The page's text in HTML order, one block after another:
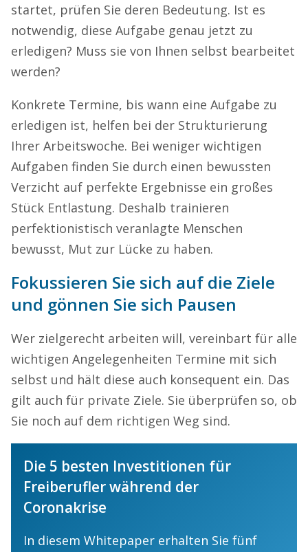
startet, prüfen Sie deren Bedeutung. Ist es
notwendig, diese Aufgabe genau jetzt zu
erledigen? Muss sie von Ihnen selbst bearbeitet
werden?
Konkrete Termine, bis wann eine Aufgabe zu
erledigen ist, helfen bei der Strukturierung
Ihrer Arbeitswoche. Bei weniger wichtigen
Aufgaben finden Sie durch einen bewussten
Verzicht auf perfekte Ergebnisse ein großes
Stück Entlastung. Deshalb trainieren
perfektionistisch veranlagte Menschen
bewusst, Mut zur Lücke zu haben.
Fokussieren Sie sich auf die Ziele
und gönnen Sie sich Pausen
Wer zielgerecht arbeiten will, vereinbart für alle
wichtigen Angelegenheiten Termine mit sich
selbst und hält diese auch konsequent ein. Das
gilt auch für private Ziele. Sie überprüfen so, ob
Sie noch auf dem richtigen Weg sind.
Die 5 besten Investitionen für
Freiberufler während der
Coronakrise
In diesem Whitepaper erhalten Sie fünf